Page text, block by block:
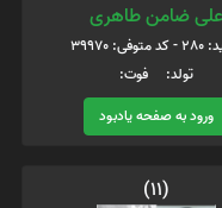
علی ضامن طاهری
39970
تولد: فوت:
ورود به صفحه یادبود
(11)